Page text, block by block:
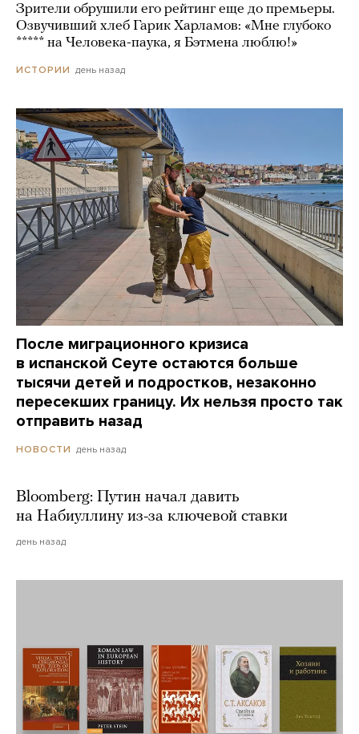
Зрители обрушили его рейтинг еще до премьеры.
Озвучивший хлеб Гарик Харламов: «Мне глубоко
***** на Человека-паука, я Бэтмена люблю!»
ИСТОРИИ день назад
После миграционного кризиса
в испанской Сеуте остаются больше
тысячи детей и подростков, незаконно
пересекших границу. Их нельзя просто так
отправить назад
НОВОСТИ день назад
Bloomberg: Путин начал давить
на Набиуллину из-за ключевой ставки
день назад